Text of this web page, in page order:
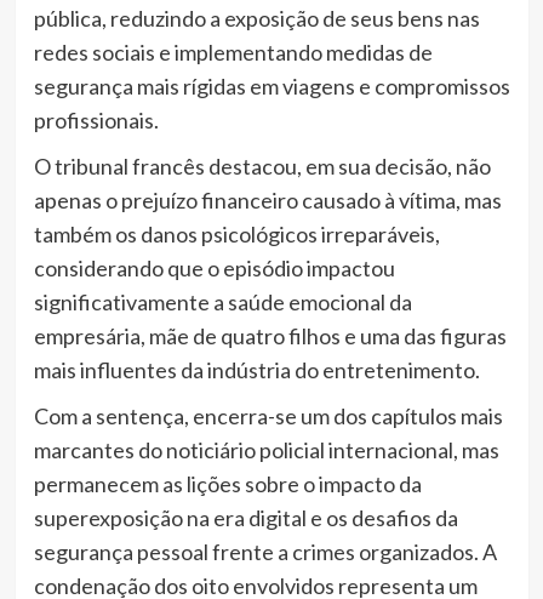
pública, reduzindo a exposição de seus bens nas
redes sociais e implementando medidas de
segurança mais rígidas em viagens e compromissos
profissionais.
O tribunal francês destacou, em sua decisão, não
apenas o prejuízo financeiro causado à vítima, mas
também os danos psicológicos irreparáveis,
considerando que o episódio impactou
significativamente a saúde emocional da
empresária, mãe de quatro filhos e uma das figuras
mais influentes da indústria do entretenimento.
Com a sentença, encerra-se um dos capítulos mais
marcantes do noticiário policial internacional, mas
permanecem as lições sobre o impacto da
superexposição na era digital e os desafios da
segurança pessoal frente a crimes organizados. A
condenação dos oito envolvidos representa um